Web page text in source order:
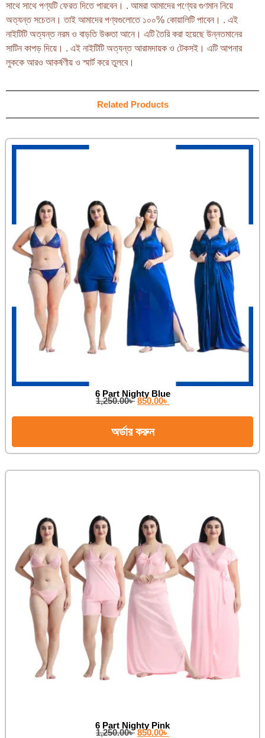
সাথে সাথে পণ্যটি ফেরত দিতে পারবেন। . আমরা আমাদের পণ্যের গুণমান নিয়ে
অত্যন্ত সচেতন। তাই আমাদের পণ্যগুলোতে ১০০% কোয়ালিটি পাবেন। . এই
নাইটিটি অত্যন্ত নরম ও বাড়তি উঞ্চতা আনে। এটি তৈরি করা হয়েছে উন্নতমানের
সাটিন কাপড় দিয়ে। . এই নাইটিটি অত্যন্ত আরামদায়ক ও টেকসই। এটি আপনার
লুককে আরও আকর্ষণীয় ও স্মার্ট করে তুলবে।
Related Products
6 Part Nighty Blue
1,250.00৳ 850.00৳
অর্ডার করুন
6 Part Nighty Pink
1,250.00৳ 850.00৳